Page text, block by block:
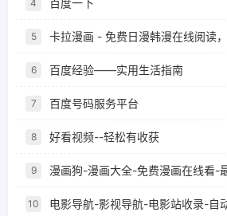
4 百度一下
5 卡拉漫画 - 免费日漫韩漫在线阅读
6 百度经验——实用生活指南
7 百度号码服务平台
8 好看视频--轻松有收获
9 漫画狗-漫画大全-免费漫画在线看-
10 电影导航-影视导航-电影站收录-自